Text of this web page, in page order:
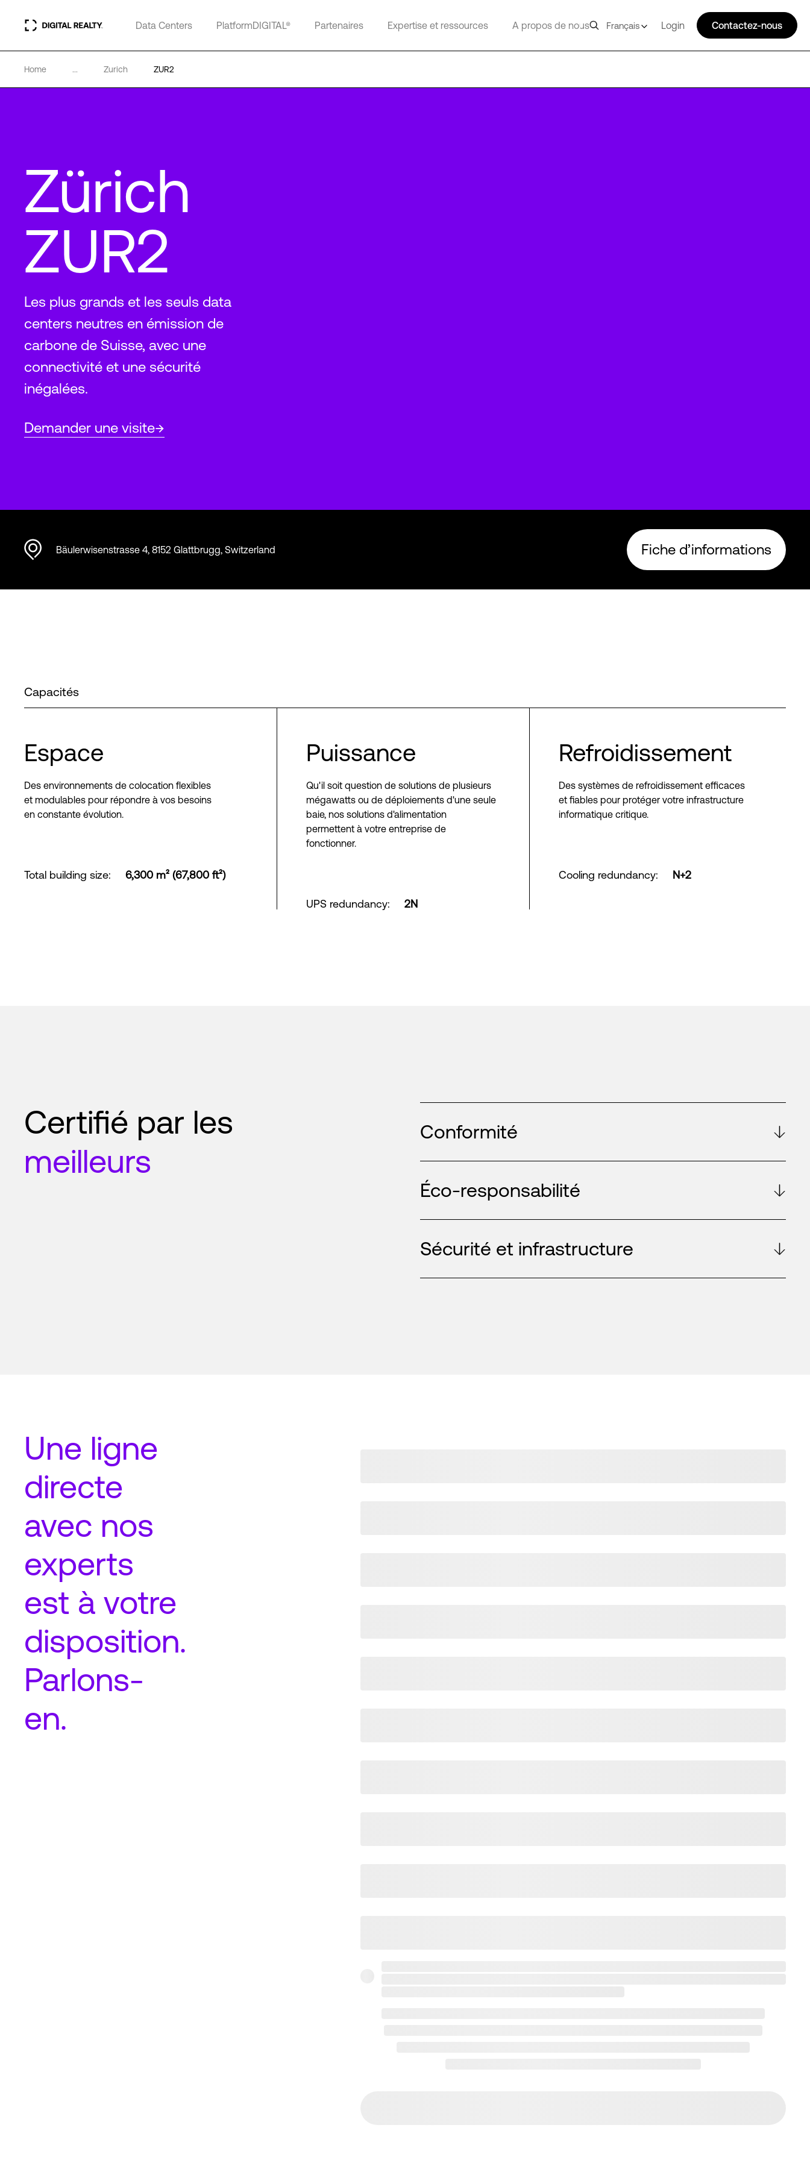
Data Centers PlatformDIGITAL® Partenaires Expertise et ressources A propos de nous Français Login Contactez-nous
Home ... Zurich ZUR2
Zürich
ZUR2
Les plus grands et les seuls data
centers neutres en émission de
carbone de Suisse, avec une
connectivité et une sécurité
inégalées.
Demander une visite
ZUR2
Bäulerwisenstrasse 4, 8152 Glattbrugg, Switzerland Fiche d’informations
Capacités
Espace
Des environnements de colocation flexibles
et modulables pour répondre à vos besoins
en constante évolution.
Total building size: 6,300 m² (67,800 ft²)
Puissance
Qu'il soit question de solutions de plusieurs
mégawatts ou de déploiements d'une seule
baie, nos solutions d'alimentation
permettent à votre entreprise de
fonctionner.
UPS redundancy: 2N
Refroidissement
Des systèmes de refroidissement efficaces
et fiables pour protéger votre infrastructure
informatique critique.
Cooling redundancy: N+2
Certifié par les
meilleurs
Conformité
Éco-responsabilité
Sécurité et infrastructure
Une ligne
directe
avec nos
experts
est à votre
disposition.
Parlons-
en.